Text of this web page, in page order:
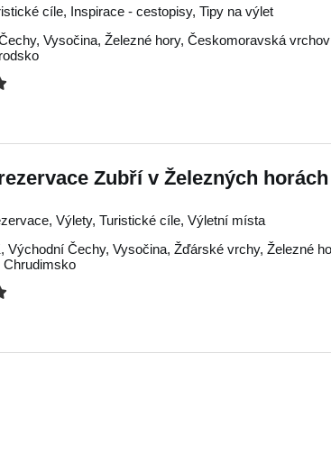
cíle, Inspirace - cestopisy, Tipy na výlet
, Vysočina, Železné hory, Českomoravská
Zubří v Železných horách
Výlety, Turistické cíle, Výletní místa
, Východní Čechy, Vysočina, Žďárské vrchy, Železné
Chrudimsko